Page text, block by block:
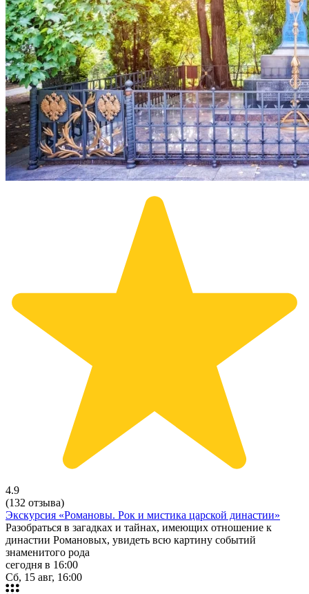
4.9
(132 отзыва)
Экскурсия «Романовы. Рок и мистика царской династии»
Разобраться в загадках и тайнах, имеющих отношение к
династии Романовых, увидеть всю картину событий
знаменитого рода
сегодня в 16:00
Сб, 15 авг, 16:00